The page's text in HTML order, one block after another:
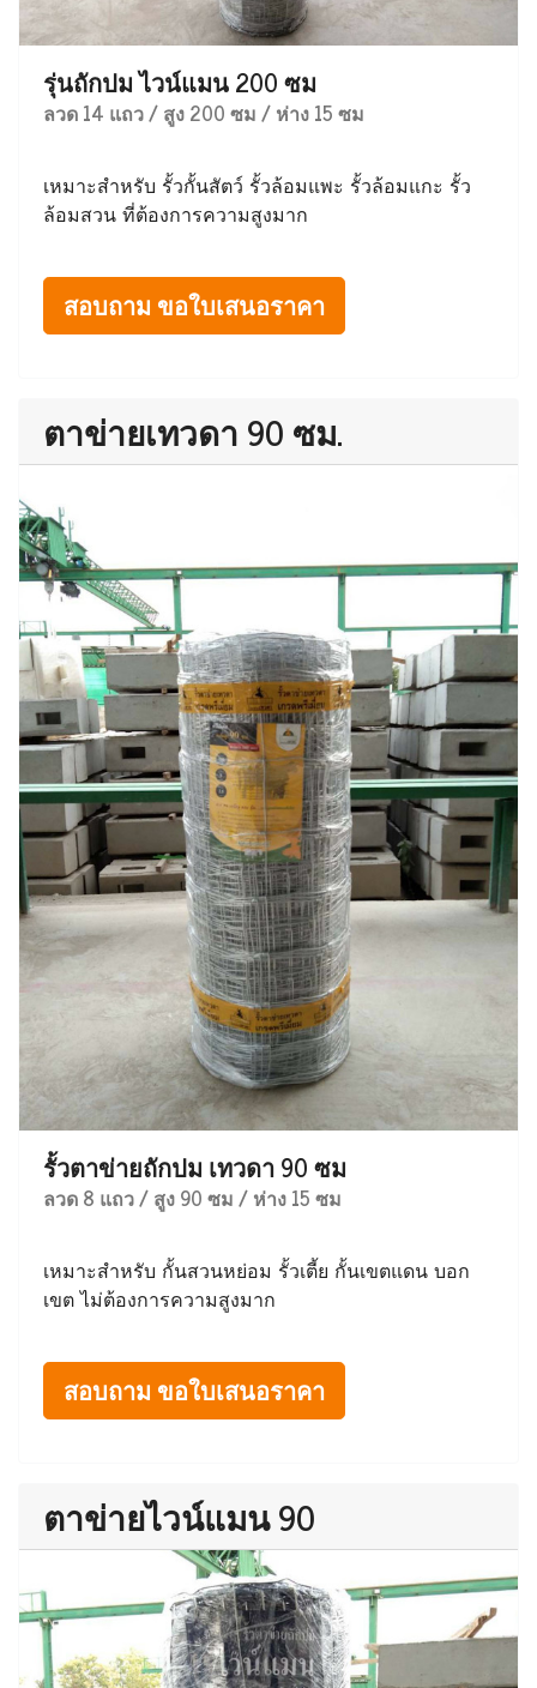
รุ่นถักปม ไวน์แมน 200 ซม
ลวด 14 แถว / สูง 200 ซม / ห่าง 15 ซม
เหมาะสำหรับ รั้วกั้นสัตว์ รั้วล้อมแพะ รั้วล้อมแกะ รั้ว
ล้อมสวน ที่ต้องการความสูงมาก
สอบถาม ขอใบเสนอราคา
ตาข่ายเทวดา 90 ซม.
รั้วตาข่ายถักปม เทวดา 90 ซม
ลวด 8 แถว / สูง 90 ซม / ห่าง 15 ซม
เหมาะสำหรับ กั้นสวนหย่อม รั้วเตี้ย กั้นเขตแดน บอก
เขต ไม่ต้องการความสูงมาก
สอบถาม ขอใบเสนอราคา
ตาข่ายไวน์แมน 90